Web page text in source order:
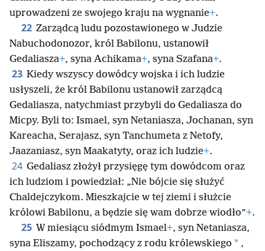
uprowadzeni ze swojego kraju na wygnanie+.
22 Zarządcą ludu pozostawionego w Judzie
Nabuchodonozor, król Babilonu, ustanowił
Gedaliasza+, syna Achikama+, syna Szafana+.
23 Kiedy wszyscy dowódcy wojska i ich ludzie
usłyszeli, że król Babilonu ustanowił zarządcą
Gedaliasza, natychmiast przybyli do Gedaliasza do
Micpy. Byli to: Ismael, syn Netaniasza, Jochanan, syn
Kareacha, Serajasz, syn Tanchumeta z Netofy,
Jaazaniasz, syn Maakatyty, oraz ich ludzie+.
24 Gedaliasz złożył przysięgę tym dowódcom oraz
ich ludziom i powiedział: „Nie bójcie się służyć
Chaldejczykom. Mieszkajcie w tej ziemi i służcie
królowi Babilonu, a będzie się wam dobrze wiodło”+.
25 W miesiącu siódmym Ismael+, syn Netaniasza,
syna Eliszamy, pochodzący z rodu królewskiego * ,